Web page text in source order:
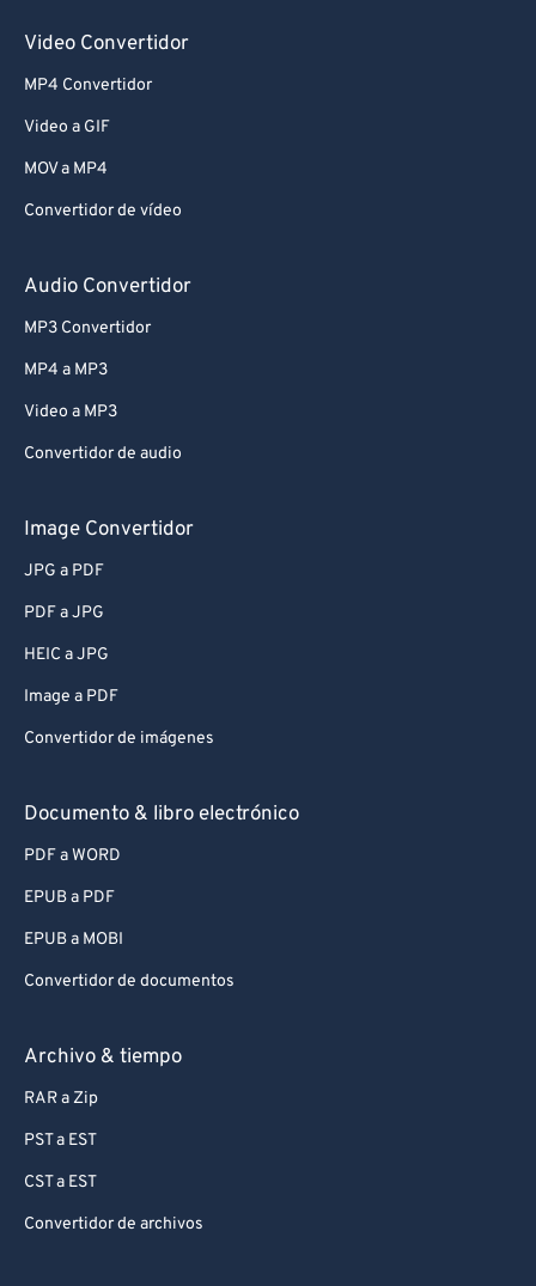
Video Convertidor
MP4 Convertidor
Video a GIF
MOV a MP4
Convertidor de vídeo
Audio Convertidor
MP3 Convertidor
MP4 a MP3
Video a MP3
Convertidor de audio
Image Convertidor
JPG a PDF
PDF a JPG
HEIC a JPG
Image a PDF
Convertidor de imágenes
Documento & libro electrónico
PDF a WORD
EPUB a PDF
EPUB a MOBI
Convertidor de documentos
Archivo & tiempo
RAR a Zip
PST a EST
CST a EST
Convertidor de archivos